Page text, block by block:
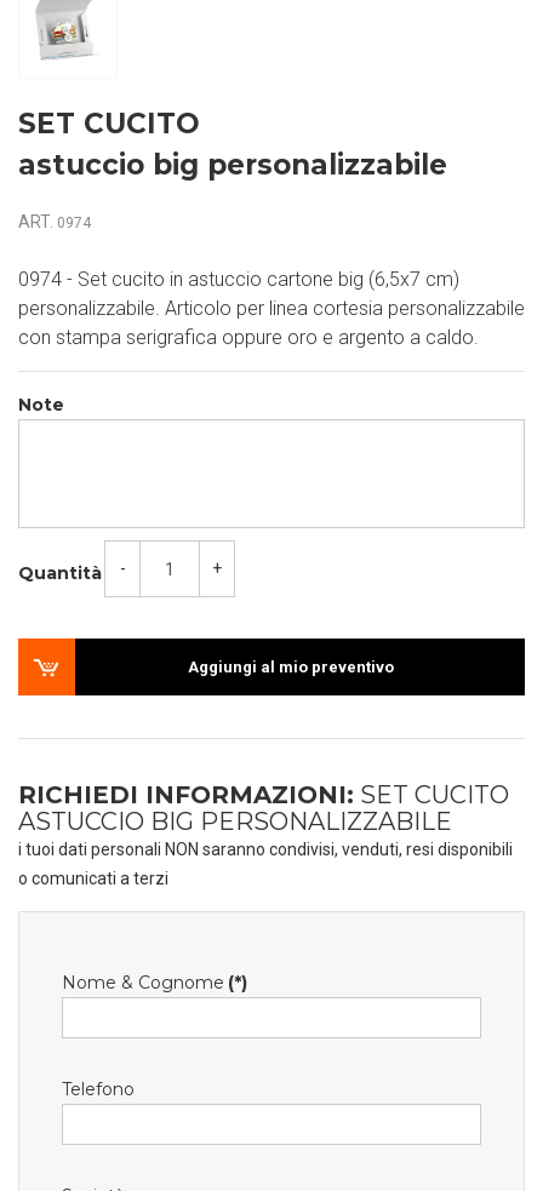
SET CUCITO
astuccio big personalizzabile
ART. 0974
0974 - Set cucito in astuccio cartone big (6,5x7 cm)
personalizzabile. Articolo per linea cortesia personalizzabile
con stampa serigrafica oppure oro e argento a caldo.
Note
Quantità - +
Aggiungi al mio preventivo
RICHIEDI INFORMAZIONI: SET CUCITO
ASTUCCIO BIG PERSONALIZZABILE
i tuoi dati personali NON saranno condivisi, venduti, resi disponibili
o comunicati a terzi
Nome & Cognome (*)
Telefono